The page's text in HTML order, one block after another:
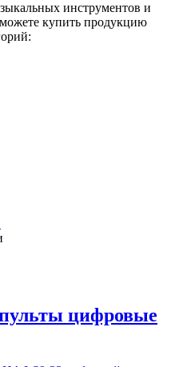
инструментов и
купить продукцию
цифровые